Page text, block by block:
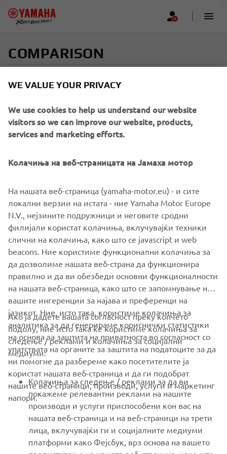
COMPARISON
Scroll horizontally to see more
Add new
CORPORATE
FOR BUSINESS
MORE YAMAHA
SUPPORT
NEWSLETTER
Be the first one to learn about latest deals, special events, new
releases and much more
Flip to landscape
For optimal functionality, turn your phone to
landscape mode
CONFIRM
WE VALUE YOUR PRIVACY
We use cookies to help us understand our website
visitors so we can improve our website, products,
services and marketing efforts.
Колачиња на веб-страницата на Јамаха мотор
На нашата веб-страница (yamaha-motor.eu) - и сите
локални верзии на истата - ние Yamaha Motor Europe
N.V., нејзините подружници и неговите сродни
филијали користат колачиња, вклучувајќи техники
слични на колачиња, како што се javascript и web
beacons. Ние користиме функционални колачиња за
да дозволиме нашата веб-страна да функционира
правилно и да ви обезбеди основни функционалности
на нашата веб-страница, како што се запомнување на
вашите ингеренции за најава и преференци на
јазикот. Ние, исто така, користиме колачиња за
аналитика за да генерираме кориснички статистики
на основа за заштита на приватноста во согласност со
упатствата на органите за заштита на податоците за да
ни помогне да разбереме како посетителите ја
користат нашата веб-страница и да ги подобрат
нашите веб-страници, производи, услуги и маркетинг
напори.
Ако ја дадете вашата согласност преку копчето
подолу, ние исто така ќе користиме колачиња за
следење / реклами и колачиња за социјални
медиуми:
Колачиња за следење / реклами за да ви
покажеме релевантни реклами на нашите
производи и услуги приспособени кон вас на
нашата веб-страница и на веб-страници на трети
лица, вклучувајќи ги и социјалните медиуми
платформи како Фејсбук, врз основа на вашето